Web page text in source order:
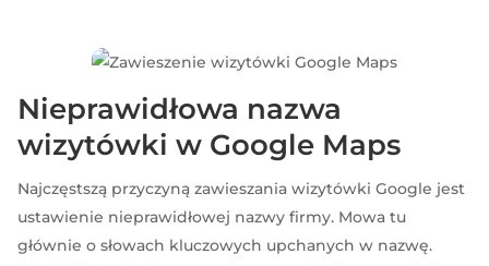
Nieprawidłowa nazwa
wizytówki w Google Maps
Najczęstszą przyczyną zawieszania wizytówki Google jest
ustawienie nieprawidłowej nazwy firmy. Mowa tu
głównie o słowach kluczowych upchanych w nazwę.